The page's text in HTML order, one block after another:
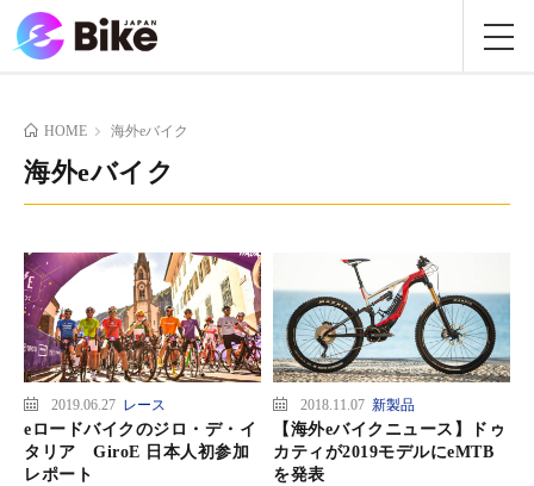
HOME 海外eバイク
海外eバイク
2019.06.27 レース
eロードバイクのジロ・デ・イ
タリア GiroE 日本人初参加
レポート
2018.11.07 新製品
【海外eバイクニュース】ドゥ
カティが2019モデルにeMTB
を発表